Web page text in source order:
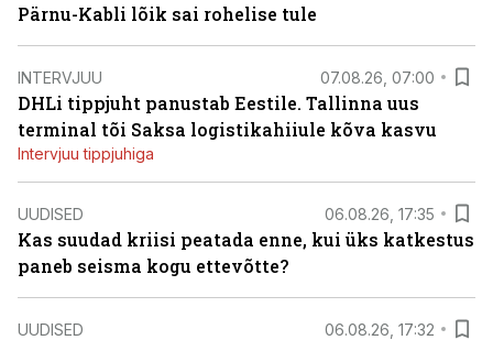
Pärnu-Kabli lõik sai rohelise tule
INTERVJUU 07.08.26, 07:00
DHLi tippjuht panustab Eestile. Tallinna uus
terminal tõi Saksa logistikahiiule kõva kasvu
Intervjuu tippjuhiga
UUDISED 06.08.26, 17:35
Kas suudad kriisi peatada enne, kui üks katkestus
paneb seisma kogu ettevõtte?
UUDISED 06.08.26, 17:32